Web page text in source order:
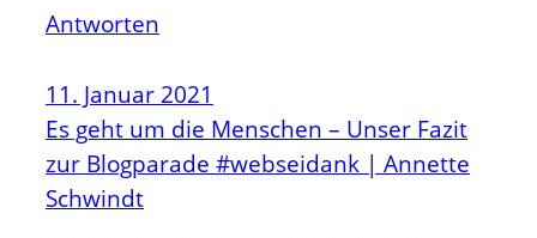
Antworten
11. Januar 2021
Es geht um die Menschen – Unser Fazit
zur Blogparade #webseidank | Annette
Schwindt